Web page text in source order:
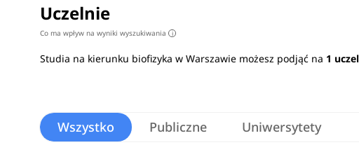
Absolwenci posiadają interdyscyplinarną wiedzę i
Dzięki połączeniu kompetencji z zakresu fizyki, biologii,
pełen opis kierunku>
Uczelnie
Co ma wpływ na wyniki wyszukiwania i
Studia na kierunku biofizyka w Warszawie możesz podjąć na 1
Wszystko Publiczne Uniwersytety